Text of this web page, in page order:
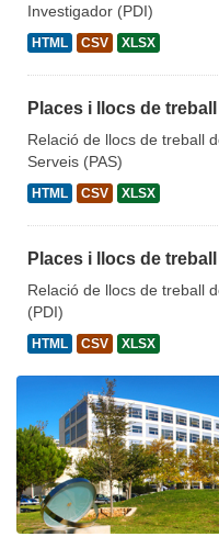
Investigador (PDI)
HTML CSV XLSX
Places i llocs de treball
Relació de llocs de treball
Serveis (PAS)
HTML CSV XLSX
Places i llocs de treball
Relació de llocs de treball
(PDI)
HTML CSV XLSX